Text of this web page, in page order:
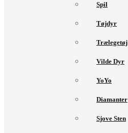
Spil
Tøjdyr
Trælegetøj
Vilde Dyr
YoYo
Diamanter
Sjove Sten